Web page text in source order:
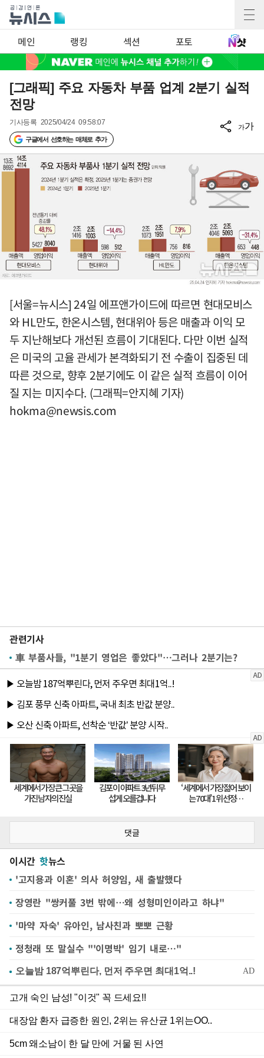
메인 랭킹 섹션 포토
[그래픽] 주요 자동차 부품 업계 2분기 실적
전망
기사등록 2025/04/24 09:58:07
구글에서 선호하는 매체로 추가
가가
[서울=뉴시스] 24일 에프앤가이드에 따르면 현대모비스
와 HL만도, 한온시스템, 현대위아 등은 매출과 이익 모
두 지난해보다 개선된 흐름이 기대된다. 다만 이번 실적
은 미국의 고율 관세가 본격화되기 전 수출이 집중된 데
따른 것으로, 향후 2분기에도 이 같은 실적 흐름이 이어
질 지는 미지수다. (그래픽=안지혜 기자)
hokma@newsis.com
관련기사
車 부품사들, "1분기 영업은 좋았다"…그러나 2분기는?
댓글
이시간 핫뉴스
'고지용과 이혼' 의사 허양임, 새 출발했다
장영란 "쌍커풀 3번 밖에…왜 성형미인이라고 하냐"
'마약 자숙' 유아인, 남사친과 뽀뽀 근황
정청래 또 말실수 "'이명박' 임기 내로…"